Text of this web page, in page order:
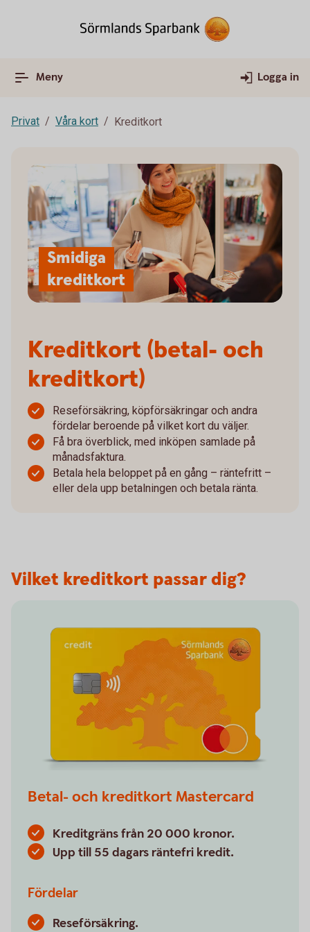
Meny Logga in
Privat Våra kort Kreditkort
Kreditkort (betal- och
kreditkort)
Reseförsäkring, köpförsäkringar och andra
fördelar beroende på vilket kort du väljer.
Få bra överblick, med inköpen samlade på
månadsfaktura.
Betala hela beloppet på en gång – räntefritt –
eller dela upp betalningen och betala ränta.
Smidiga
kreditkort
Vilket kreditkort passar dig?
Betal- och kreditkort Mastercard
Kreditgräns från 20 000 kronor.
Upp till 55 dagars räntefri kredit.
Fördelar
Reseförsäkring.